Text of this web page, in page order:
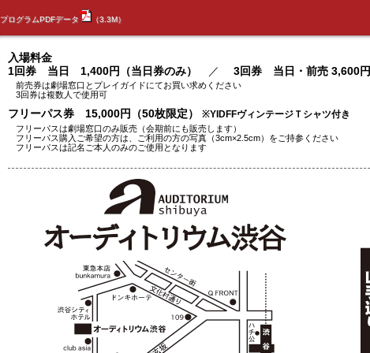
プログラムPDFデータ （3.3M）
入場料金
1回券 当日 1,400円（当日券のみ）
／ 3回券 当日・前売 3,600円
前売券は劇場窓口とプレイガイドにてお買い求めください
3回券は複数人で使用可
フリーパス券 15,000円（50枚限定）
※YIDFFヴィンテージＴシャツ付き
フリーパスは劇場窓口のみ販売（会期前にも販売します）
フリーパス購入ご希望の方は、ご利用の方の写真（3cm×2.5cm）をご持参ください
フリーパスは記名ご本人のみのご使用となります